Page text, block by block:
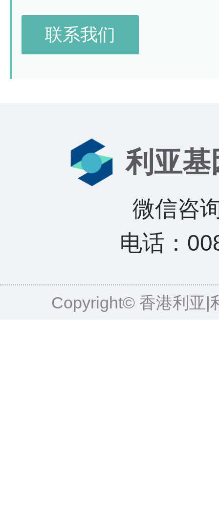
联系我们
利亚基
微信咨
电话：
Copyright© 香港利亚|